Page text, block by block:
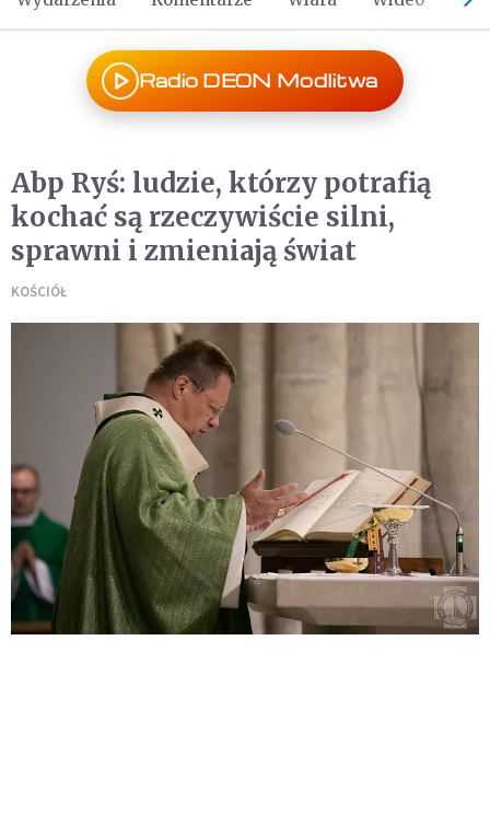
Radio DEON Modlitwa
Abp Ryś: ludzie, którzy potrafią
kochać są rzeczywiście silni,
sprawni i zmieniają świat
KOŚCIÓŁ